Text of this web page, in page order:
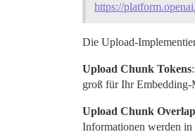
https://
Die Upload-
Upload Chunk Tokens
groß für Ihr Embedding-
Upload Chunk
Informationen werden in